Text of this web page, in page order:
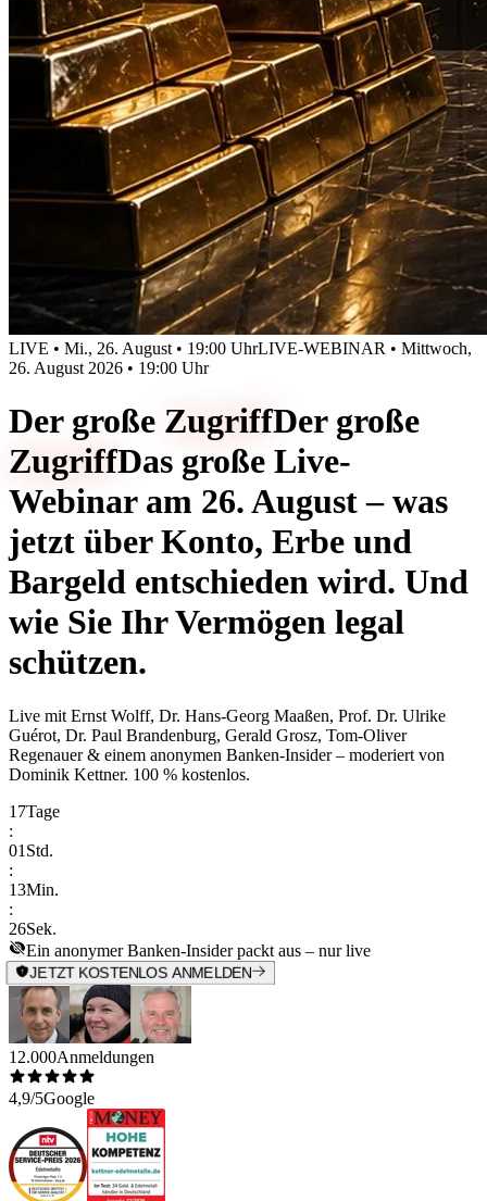
LIVE • Mi., 26. August • 19:00 UhrLIVE-WEBINAR • Mittwoch,
26. August 2026 • 19:00 Uhr
Der große ZugriffDer große
ZugriffDas große Live-
Webinar am 26. August – was
jetzt über Konto, Erbe und
Bargeld entschieden wird. Und
wie Sie Ihr Vermögen legal
schützen.
Live mit Ernst Wolff, Dr. Hans-Georg Maaßen, Prof. Dr. Ulrike
Guérot, Dr. Paul Brandenburg, Gerald Grosz, Tom-Oliver
Regenauer & einem anonymen Banken-Insider– moderiert von
Dominik Kettner. 100 % kostenlos.
17Tage
:
01 Std.
:
13Min.
:
26Sek.
Ein anonymer Banken-Insider packt aus – nur live
JETZT KOSTENLOS ANMELDEN
12.000Anmeldungen
4,9/5Google